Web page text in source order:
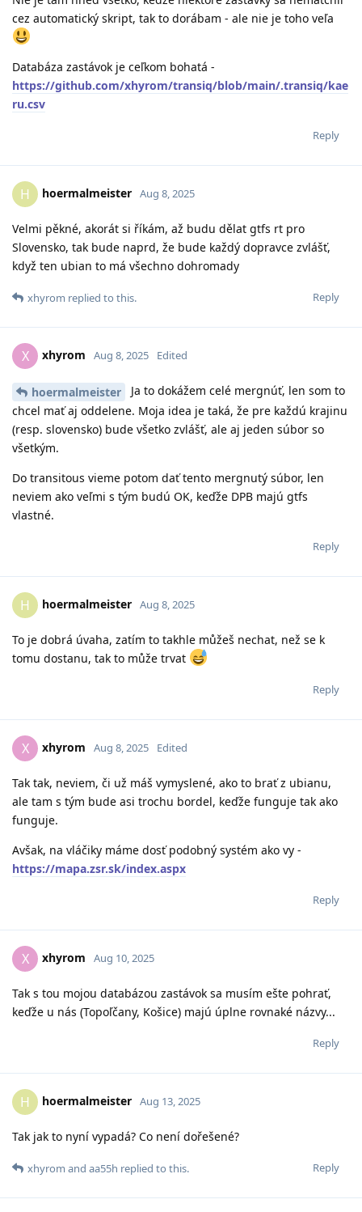
cez automatický skript, tak to dorábam - ale nie je toho veľa
Databáza zastávok je ceľkom bohatá -
https://github.com/xhyrom/transiq/blob/main/.transiq/kae
ru.csv
Reply
H hoermalmeister Aug 8, 2025
Velmi pěkné, akorát si říkám, až budu dělat gtfs rt pro
Slovensko, tak bude naprd, že bude každý dopravce zvlášť,
když ten ubian to má všechno dohromady
Reply
xhyrom replied to this.
X xhyrom Aug 8, 2025 Edited
hoermalmeister
Ja to dokážem celé mergnúť, len som to
chcel mať aj oddelene. Moja idea je taká, že pre každú krajinu
(resp. slovensko) bude všetko zvlášť, ale aj jeden súbor so
všetkým.
Do transitous vieme potom dať tento mergnutý súbor, len
neviem ako veľmi s tým budú OK, keďže DPB majú gtfs
vlastné.
Reply
H hoermalmeister Aug 8, 2025
To je dobrá úvaha, zatím to takhle můžeš nechat, než se k
tomu dostanu, tak to může trvat
Reply
X xhyrom Aug 8, 2025 Edited
Tak tak, neviem, či už máš vymyslené, ako to brať z ubianu,
ale tam s tým bude asi trochu bordel, keďže funguje tak ako
funguje.
Avšak, na vláčiky máme dosť podobný systém ako vy -
https://mapa.zsr.sk/index.aspx
Reply
X xhyrom Aug 10, 2025
Tak s tou mojou databázou zastávok sa musím ešte pohrať,
keďže u nás (Topoľčany, Košice) majú úplne rovnaké názvy...
Reply
H hoermalmeister Aug 13, 2025
Tak jak to nyní vypadá? Co není dořešené?
Reply
xhyrom and aa55h replied to this.